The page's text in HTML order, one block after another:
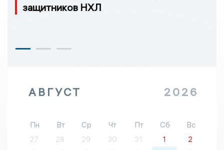
защитников НХЛ
АВГУСТ 2026
Пн Вт Ср Чт Пт Сб
Вс
27
28 29 30 31 1
2